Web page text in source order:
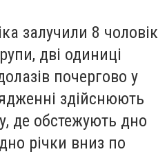
залучили 8 чоловік
дві одиниці
почергово у
здійснюють
де обстежують дно
річки вниз по